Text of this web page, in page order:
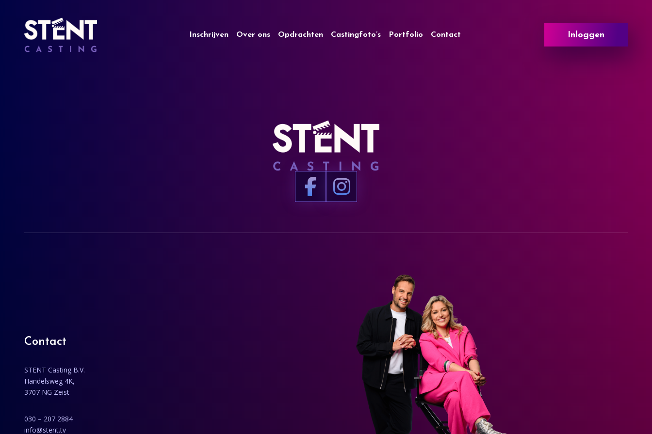
Inschrijven Over ons Opdrachten Castingfoto’s Portfolio Contact Inloggen
Contact
STENT Casting B.V.
Handelsweg 4K,
3707 NG Zeist
030 – 207 2884
info@stent.tv